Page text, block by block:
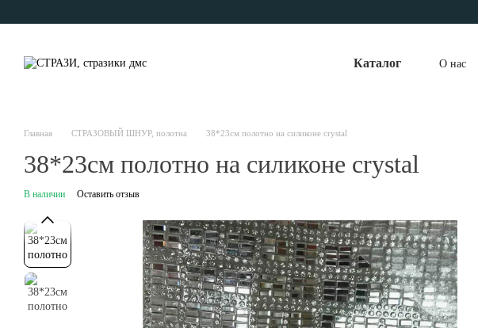
Каталог О нас
Главная СТРАЗОВЫЙ ШНУР, полотна 38*23см полотно на силиконе crystal
38*23см полотно на силиконе crystal
В наличии Оставить отзыв